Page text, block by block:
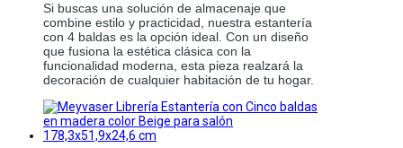
Si buscas una solución de almacenaje que
combine estilo y practicidad, nuestra estantería
con 4 baldas es la opción ideal. Con un diseño
que fusiona la estética clásica con la
funcionalidad moderna, esta pieza realzará la
decoración de cualquier habitación de tu hogar.